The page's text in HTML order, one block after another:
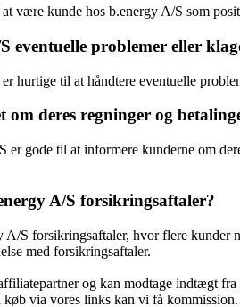
være kunde hos b.energy A/S som
eventuelle problemer eller
hurtige til at håndtere eventuelle
deres regninger og
er gode til at informere kunderne om
A/S forsikringsaftaler?
S forsikringsaftaler, hvor flere kunder
med forsikringsaftaler.
og kan modtage indtægt fra
via vores links kan vi få